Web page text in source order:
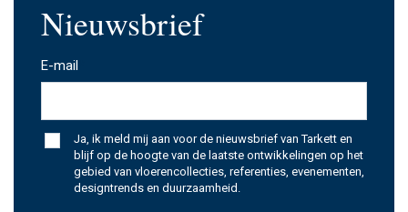
Nieuwsbrief
E-mail
Ja, ik meld mij aan voor de nieuwsbrief van Tarkett en
blijf op de hoogte van de laatste ontwikkelingen op het
gebied van vloerencollecties, referenties, evenementen,
designtrends en duurzaamheid.